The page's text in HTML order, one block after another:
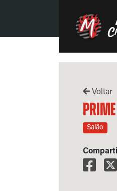
Voltar
Salão